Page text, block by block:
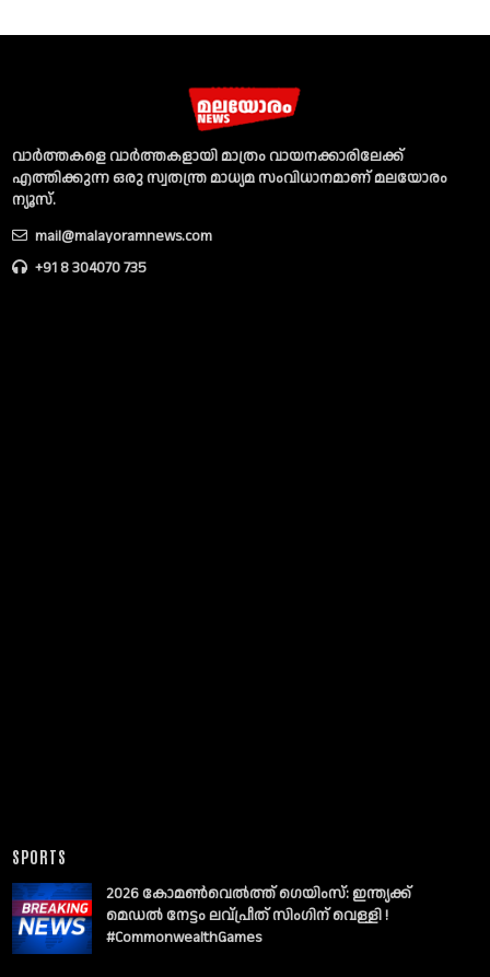
വാര്‍ത്തകളെ വാര്‍ത്തകളായി മാത്രം വായനക്കാരിലേക്ക്
എത്തിക്കുന്ന ഒരു സ്വതന്ത്ര മാധ്യമ സംവിധാനമാണ് മലയോരം
ന്യൂസ്‌.
mail@malayoramnews.com
+91 8 304070 735
SPORTS
2026 കോമൺവെൽത്ത് ഗെയിംസ്: ഇന്ത്യക്ക്
മെഡൽ നേട്ടം ലവ്പ്രീത് സിംഗിന് വെള്ളി !
#CommonwealthGames